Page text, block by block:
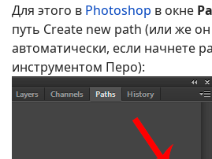
Для этого в Photoshop в окне
путь Create new path (или же
автоматически, если начнете
инструментом Перо):